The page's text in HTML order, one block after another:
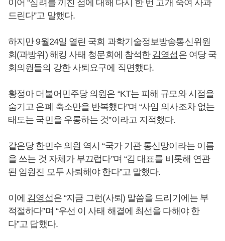
이어 “심려를 끼친 점에 대해 다시 한 번 고개 숙여 사과
드린다”고 말했다.
하지만 9월24일 열린 국회 과학기술정보방송통신위원
회(과방위) 해킹 사태 청문회에 참석한 김영섭 은 여당 국
회의원들의 강한 사퇴요구에 직면했다.
황정아 더불어민주당 의원은 “KT는 피해 규모와 시점을
숨기고 은폐 축소만을 반복했다”며 “사임 의사조차 없는
태도는 국민을 우롱하는 것”이라고 지적했다.
같은당 한민수 의원 역시 “국가 기관 통신망이라는 이름
을 쓰는 것 자체가 부끄럽다”며 “김 대표를 비롯해 연관
된 임원진 모두 사퇴해야 한다”고 말했다.
이에 김영섭은 “지금 그런(사퇴) 말씀을 드리기에는 부
적절하다”며 “우선 이 사태 해결에 최선을 다해야 한
다”고 답했다.